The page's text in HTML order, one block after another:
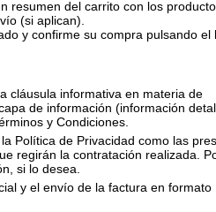
resumen del carrito con los
(si aplican).
y confirme su compra pulsando el
cláusula informativa en materia de
de información (información
y Condiciones.
Política de Privacidad como las
regirán la contratación realizada.
si lo desea.
y el envío de la factura en formato